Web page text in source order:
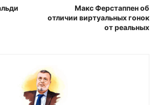
Макс Ферстаппен об
отличии виртуальных гонок
от реальных